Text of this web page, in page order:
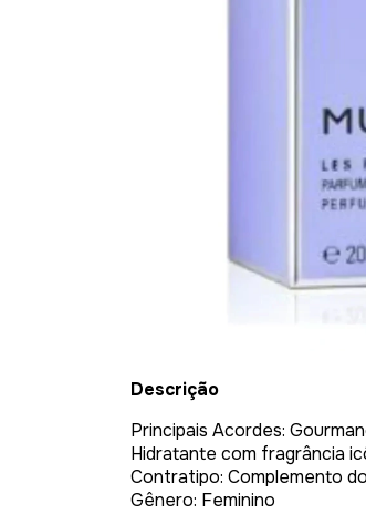
Descrição
Principais Acordes:
Hidratante com fragrância
Contratipo: Complemento
Gênero: Feminino